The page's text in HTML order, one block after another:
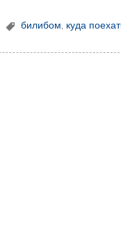
билибом куда